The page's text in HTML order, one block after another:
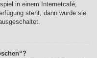
in einem Internetcafé,
steht, dann wurde sie